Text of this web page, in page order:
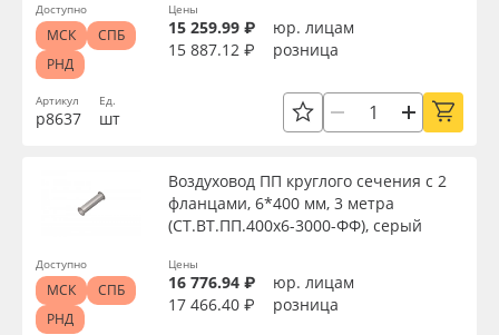
Артикул
р8637
Ед.
шт
Цены
15 259.99 ₽
юр. лицам
15 887.12 ₽
розница
Доступно
МСК
СПБ
РНД
Воздуховод ПП круглого сечения с 2
фланцами, 6*400 мм, 3 метра
(СТ.ВТ.ПП.400х6-3000-ФФ), серый
Цены
16 776.94 ₽
юр. лицам
17 466.40 ₽
розница
Доступно
МСК
СПБ
РНД